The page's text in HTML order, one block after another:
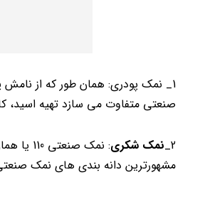
1_ نمک پودری: همان طور که از
صنعتی متفاوت می سازد تهیه اسید،
2_ نمک شکری
: نمک
مشهورترین دانه بندی های نمک صنعتی در